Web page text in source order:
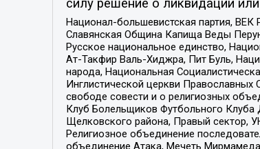
силу решение о ликвидации
Национал-большевистская партия,
Славянская Община Капища Веды
Русское национальное единство,
Ат-Такфир Валь-Хиджра, Пит Буль,
народа, Национальная
Инглистической церкви
свободе совести и о религиозных
Клуб Болельщиков Футбольного Клуба
Щелковского района, Правый сектор,
Религиозное объединение
объединение Атака, Мечеть